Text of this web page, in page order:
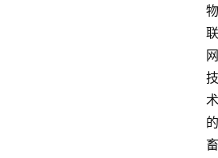
物
联
网
技
术
的
畜